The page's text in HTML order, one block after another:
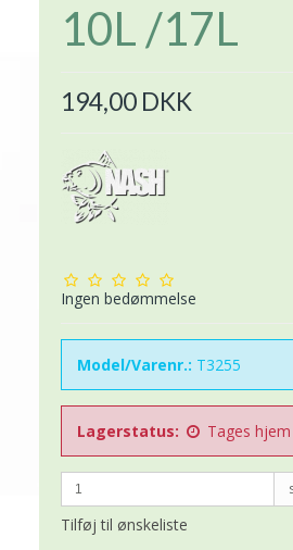
10L /17L
194,00 DKK
Ingen bedømmelse
Model/Varenr.: T3255
Lagerstatus: Tages
Tilføj til ønskeliste